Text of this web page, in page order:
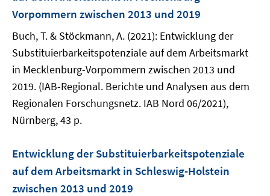
Vorpommern zwischen 2013 und 2019
Buch, T. & Stöckmann, A. (2021): Entwicklung der
Substituierbarkeitspotenziale auf dem Arbeitsmarkt
in Mecklenburg-Vorpommern zwischen 2013 und
2019. (IAB-Regional. Berichte und Analysen aus dem
Regionalen Forschungsnetz. IAB Nord 06/2021),
Nürnberg, 43 p.
Entwicklung der Substituierbarkeitspotenziale
auf dem Arbeitsmarkt in Schleswig-Holstein
zwischen 2013 und 2019